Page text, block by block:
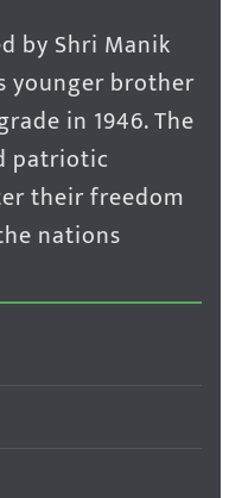
by Shri Manik
younger brother
in 1946. The
patriotic
their freedom
nations